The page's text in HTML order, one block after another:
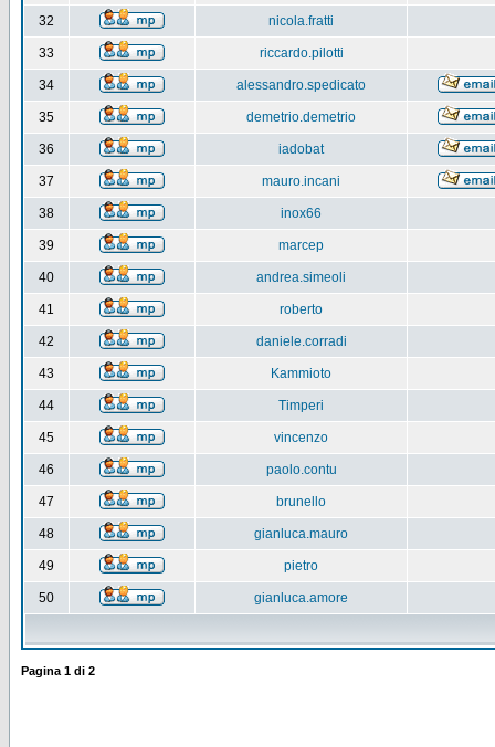
32 nicola.fratti
33 riccardo.pilotti
34 alessandro.spedicato
35 demetrio.demetrio
36 iadobat
37 mauro.incani
38 inox66
39 marcep
40 andrea.simeoli
41 roberto
42 daniele.corradi
43 Kammioto
44 Timperi
45 vincenzo
46 paolo.contu
47 brunello
48 gianluca.mauro
49 pietro
50 gianluca.amore
Pagina 1 di 2